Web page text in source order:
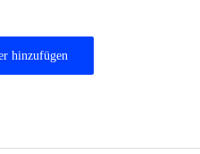
hinzufügen